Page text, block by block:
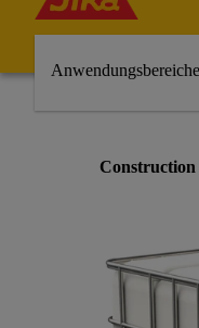
Construction